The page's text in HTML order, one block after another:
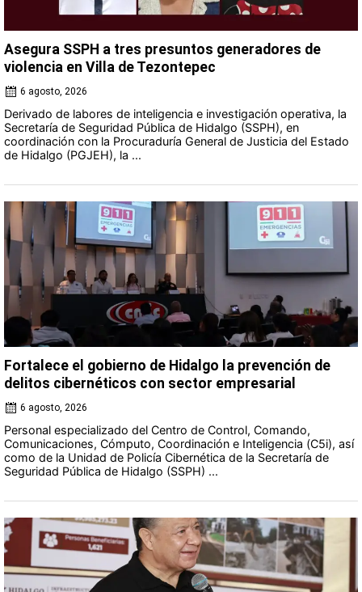
Asegura SSPH a tres presuntos generadores de
violencia en Villa de Tezontepec
6 agosto, 2026
Derivado de labores de inteligencia e investigación operativa, la
Secretaría de Seguridad Pública de Hidalgo (SSPH), en
coordinación con la Procuraduría General de Justicia del Estado
de Hidalgo (PGJEH), la ...
Fortalece el gobierno de Hidalgo la prevención de
delitos cibernéticos con sector empresarial
6 agosto, 2026
Personal especializado del Centro de Control, Comando,
Comunicaciones, Cómputo, Coordinación e Inteligencia (C5i), así
como de la Unidad de Policía Cibernética de la Secretaría de
Seguridad Pública de Hidalgo (SSPH) ...